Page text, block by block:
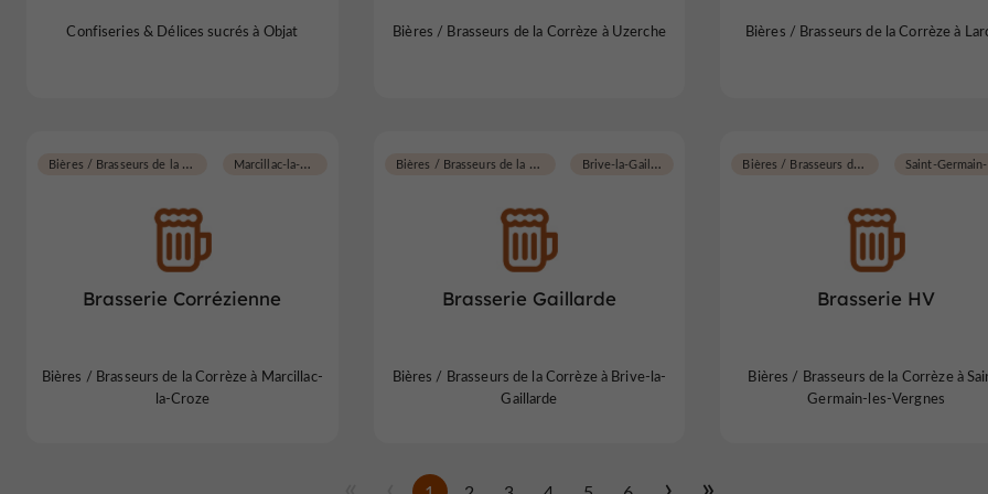
Confiseries & Délices sucrés à Objat Bières / Brasseurs de la Corrèze à Uzerche Bières / Brasseurs de la Corrèze à
Brasserie Corrézienne
Bières / Brasseurs de la Corrèze Marcillac-la-Croze
Bières / Brasseurs de la Corrèze à Marcillac-
la-Croze
Brasserie Gaillarde
Bières / Brasseurs de la Corrèze Brive-la-Gaillarde
Bières / Brasseurs de la Corrèze à Brive-la-
Gaillarde
Brasserie HV
Bières / Brasseurs de la Corrèze
Bières / Brasseurs de la Corrèze à
Germain-les-Vergnes